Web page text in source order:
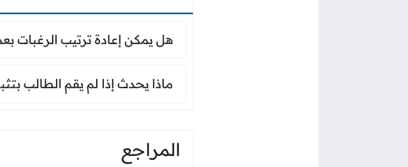
هل يمكن إعادة ترتيب
هل يمكن إعادة ترتيب الرغبات
ماذا يحدث إذا لم يقم
ماذا يحدث إذا لم يقم الطالب
المراجع